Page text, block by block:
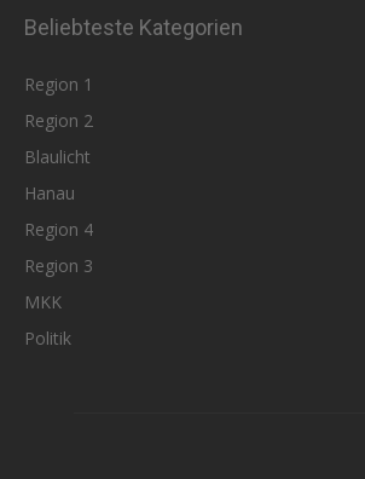
Beliebteste Kategorien
Region 1
Region 2
Blaulicht
Hanau
Region 4
Region 3
MKK
Politik